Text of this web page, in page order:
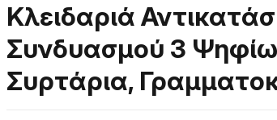
Κλειδαριά
Συνδυασμού 3
Συρτάρια,